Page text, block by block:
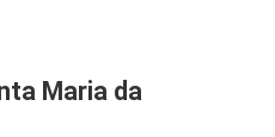
Maria da